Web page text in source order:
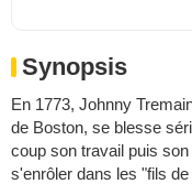
Synopsis
En 1773, Johnny
de Boston, se blesse
coup son travail puis
s'enrôler dans les "fils